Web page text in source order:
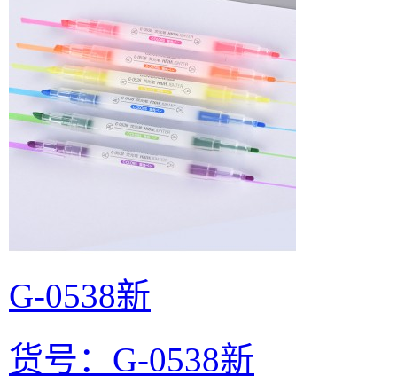
G-0538新
货号：G-0538新